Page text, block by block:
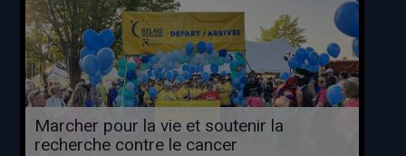
Marcher pour la vie et soutenir la
recherche contre le cancer